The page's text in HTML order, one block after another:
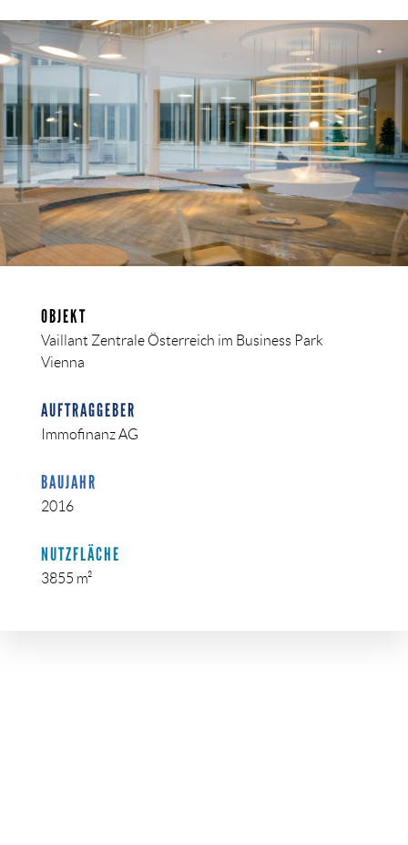
OBJEKT
Vaillant Zentrale Österreich im Business Park
Vienna
AUFTRAGGEBER
Immofinanz AG
BAUJAHR
2016
NUTZFLÄCHE
3855 m²